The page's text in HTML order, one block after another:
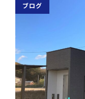
ブログ